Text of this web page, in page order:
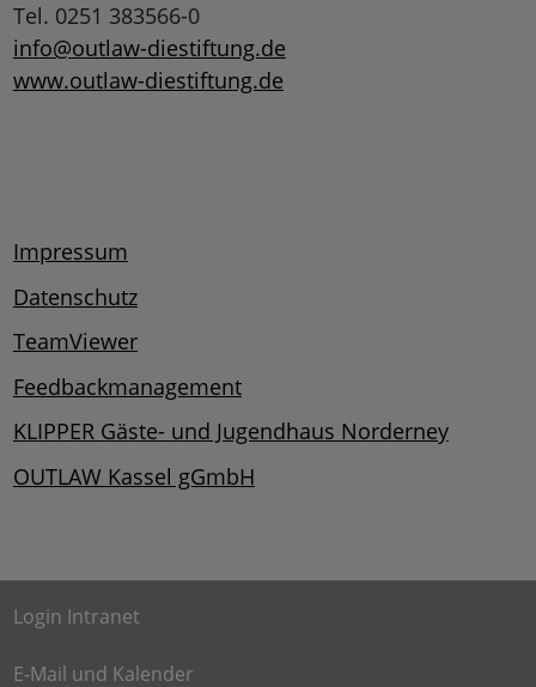
Tel. 0251 383566-0
info@outlaw-diestiftung.de
www.outlaw-diestiftung.de
Impressum
Datenschutz
TeamViewer
Feedbackmanagement
KLIPPER Gäste- und Jugendhaus Norderney
OUTLAW Kassel gGmbH
Login Intranet
E-Mail und Kalender